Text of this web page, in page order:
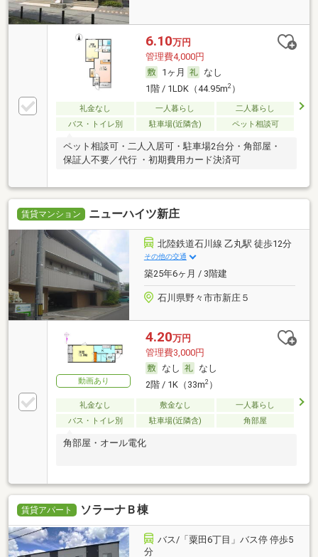
6.10万円
管理費4,000円
1ヶ月
なし
1階 / 1LDK（44.95m2）
礼金なし 一人暮らし
二人暮らし
バス・トイレ別
駐車場(近隣含) ペット相談可
ペット相談可・二人入居可・駐車場2台分・角部屋・
保証人不要／代行 ・初期費用カード決済可
賃貸マンション ニューハイツ新庄
北陸鉄道石川線 乙丸駅 徒歩12分
その他の交通
築25年6ヶ月 / 3階建
石川県野々市市新庄５
動画あり
4.20万円
管理費3,000円
なし
なし
2階 / 1K（33m2）
礼金なし 敷金なし
一人暮らし
バス・トイレ別
駐車場(近隣含) 角部屋
角部屋・オール電化
賃貸アパート ソラーナＢ棟
バス/「粟田6丁目」バス停 停歩5
分